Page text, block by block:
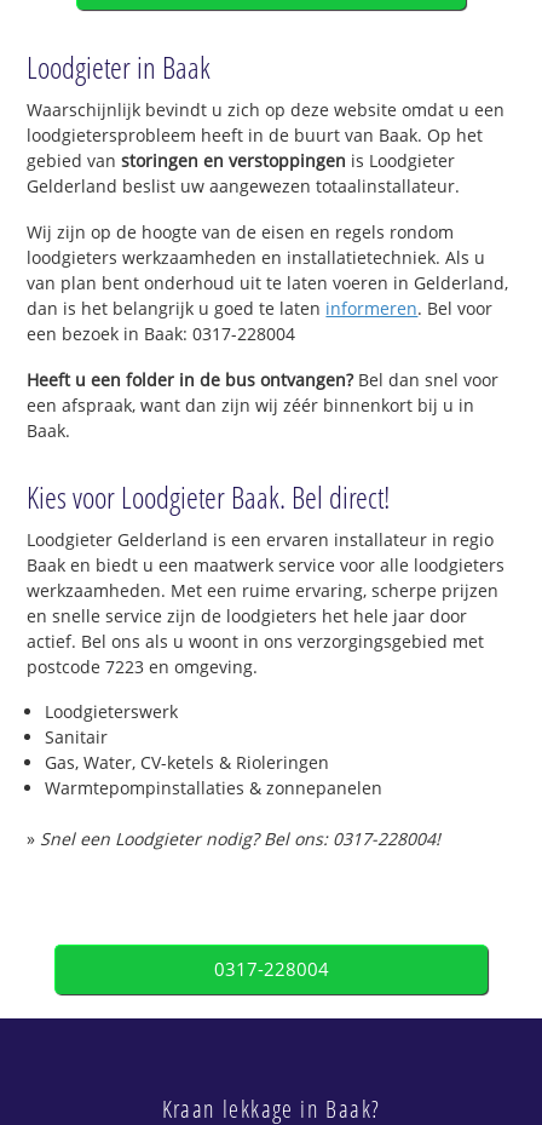
Loodgieter in Baak
Waarschijnlijk bevindt u zich op deze website omdat u een
loodgietersprobleem heeft in de buurt van Baak. Op het
gebied vanstoringen en verstoppingen is Loodgieter
Gelderland beslist uw aangewezen totaalinstallateur.
Wij zijn op de hoogte van de eisen en regels rondom
loodgieters werkzaamheden en installatietechniek. Als u
van plan bent onderhoud uit te laten voeren in Gelderland,
dan is het belangrijk u goed te laten informeren. Bel voor
een bezoek in Baak: 0317-228004
Heeft u een folder in de bus ontvangen?Bel dan snel voor
een afspraak, want dan zijn wij zéér binnenkort bij u in
Baak.
Kies voor Loodgieter Baak. Bel direct!
Loodgieter Gelderland is een ervaren installateur in regio
Baak en biedt u een maatwerk service voor alle loodgieters
werkzaamheden. Met een ruime ervaring, scherpe prijzen
en snelle service zijn de loodgieters het hele jaar door
actief. Bel ons als u woont in ons verzorgingsgebied met
postcode 7223 en omgeving.
Loodgieterswerk
Sanitair
Gas, Water, CV-ketels & Rioleringen
Warmtepompinstallaties & zonnepanelen
» Snel een Loodgieter nodig? Bel ons: 0317-228004!
0317-228004
Kraan lekkage in Baak?